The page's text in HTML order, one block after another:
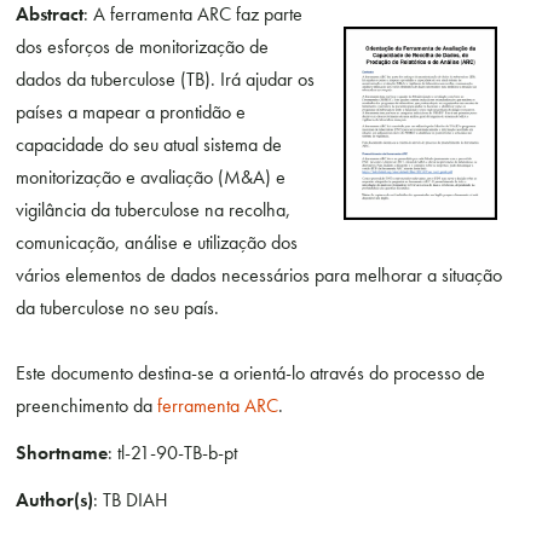
Abstract: A ferramenta ARC faz parte
dos esforços de monitorização de
dados da tuberculose (TB). Irá ajudar os
países a mapear a prontidão e
capacidade do seu atual sistema de
monitorização e avaliação (M&A) e
vigilância da tuberculose na recolha,
comunicação, análise e utilização dos
vários elementos de dados necessários para melhorar a situação
da tuberculose no seu país.
Este documento destina-se a orientá-lo através do processo de
preenchimento daferramenta ARC.
Shortname: tl-21-90-TB-b-pt
Author(s): TB DIAH